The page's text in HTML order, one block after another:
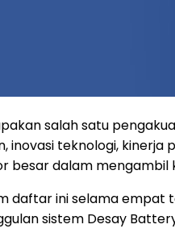
salah satu
inovasi teknologi,
besar dalam
daftar ini selama empat
sistem Desay